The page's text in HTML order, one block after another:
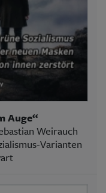
Auge“
Weirauch
Varianten